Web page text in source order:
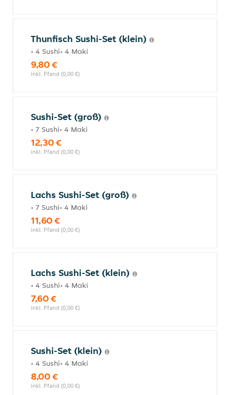
Thunfisch Sushi-Set (klein)
• 4 Sushi• 4 Maki
9,80 €
inkl. Pfand (0,00 €)
Sushi-Set (groß)
• 7 Sushi• 4 Maki
12,30 €
inkl. Pfand (0,00 €)
Lachs Sushi-Set (groß)
• 7 Sushi• 4 Maki
11,60 €
inkl. Pfand (0,00 €)
Lachs Sushi-Set (klein)
• 4 Sushi• 4 Maki
7,60 €
inkl. Pfand (0,00 €)
Sushi-Set (klein)
• 4 Sushi• 4 Maki
8,00 €
inkl. Pfand (0,00 €)